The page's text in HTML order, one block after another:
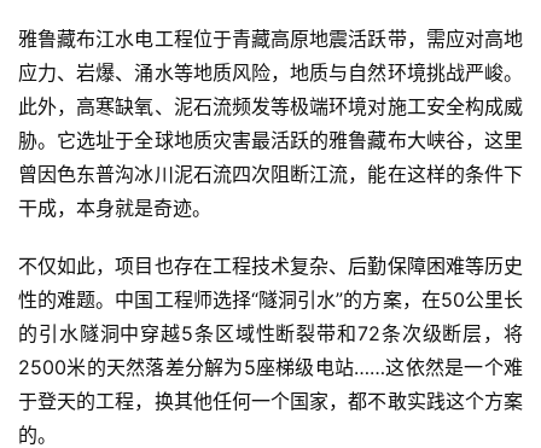
雅鲁藏布江水电工程位于青藏高原地震活跃带，需应对高地
应力、岩爆、涌水等地质风险，地质与自然环境挑战严峻。
此外，高寒缺氧、泥石流频发等极端环境对施工安全构成威
胁。它选址于全球地质灾害最活跃的雅鲁藏布大峡谷，这里
曾因色东普沟冰川泥石流四次阻断江流，能在这样的条件下
干成，本身就是奇迹。
不仅如此，项目也存在工程技术复杂、后勤保障困难等历史
性的难题。中国工程师选择“隧洞引水”的方案，在50公里长
的引水隧洞中穿越5条区域性断裂带和72条次级断层，将
2500米的天然落差分解为5座梯级电站……这依然是一个难
于登天的工程，换其他任何一个国家，都不敢实践这个方案
的。